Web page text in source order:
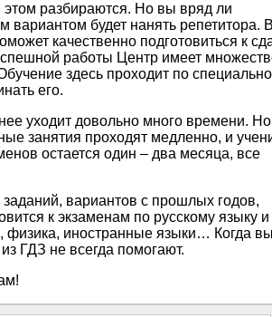
этом разбираются. Но вы вряд ли
вариантом будет нанять репетитора. В
качественно подготовиться к
работы Центр имеет
здесь проходит по
его.
уходит довольно много времени.
занятия проходят медленно, и
остается один – два месяца, все
вариантов с прошлых годов,
к экзаменам по русскому языку и
физика, иностранные языки… Когда вы
ГДЗ не всегда помогают.